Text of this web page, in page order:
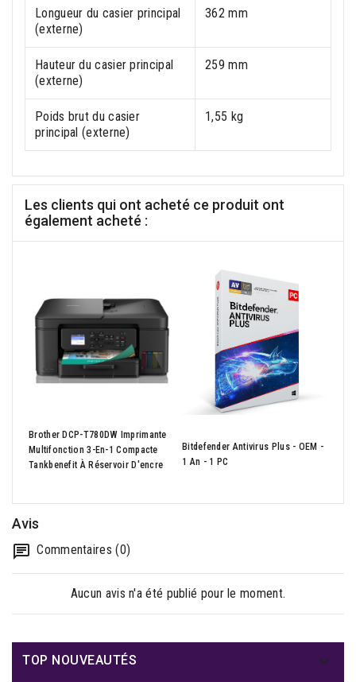
Longueur du casier principal
(externe)
362 mm
Hauteur du casier principal
(externe)
259 mm
Poids brut du casier
principal (externe)
1,55 kg
Les clients qui ont acheté ce produit ont
également acheté :
Brother DCP-T780DW Imprimante
Multifonction 3-En-1 Compacte
Tankbenefit À Réservoir D'encre
Bitdefender Antivirus Plus - OEM -
1 An - 1 PC
Avis
Commentaires (0)
Aucun avis n'a été publié pour le moment.
TOP NOUVEAUTÉS 